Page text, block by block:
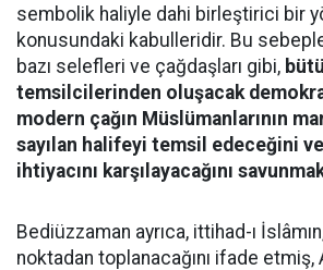
sembolik haliyle dahi birleştirici bir
konusundaki kabulleridir. Bu
bazı selefleri ve çağdaşları gibi,
temsilcilerinden oluşacak
modern çağın Müslümanlarının
sayılan halifeyi temsil edeceğini
ihtiyacını karşılayacağını
Bediüzzaman ayrıca, ittihad-ı İslâmın,
noktadan toplanacağını ifade etmiş,